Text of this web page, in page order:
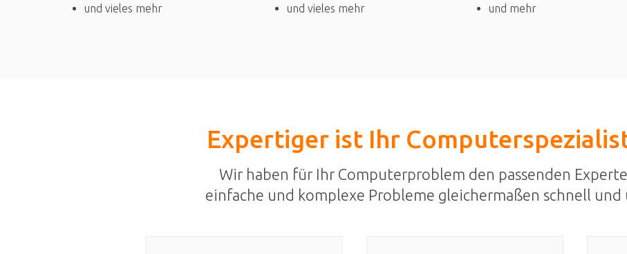
und vieles mehr
und vieles mehr
und mehr
Expertiger ist Ihr
Wir haben für Ihr Computerproblem den passenden
einfache und komplexe Probleme gleichermaßen schnell